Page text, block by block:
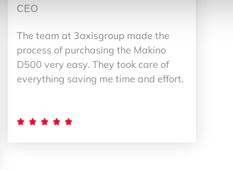
CEO
The team at 3axisgroup made the
process of purchasing the Makino
D500 very easy. They took care of
everything saving me time and effort.
    